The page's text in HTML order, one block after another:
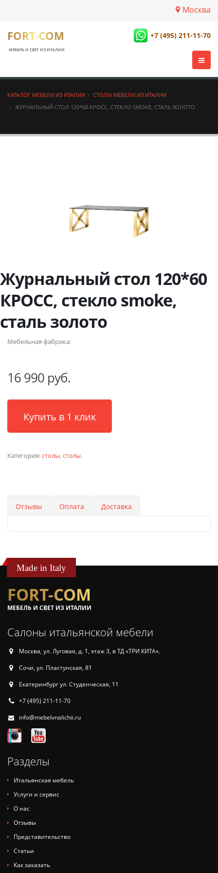
Москва
FORT-COM
МЕБЕЛЬ И СВЕТ ИЗ ИТАЛИИ
+7 (495) 211-11-70
КАТАЛОГ МЕБЕЛИ ИЗ ИТАЛИИ
СТОЛЫ МЕБЕЛИ ИЗ ИТАЛИИ
ЖУРНАЛЬНЫЙ СТОЛ 120*60 КРОСС, СТЕКЛО SMOKE, СТАЛЬ ЗОЛОТО
Журнальный стол 120*60
КРОСС, стекло smoke,
сталь золото
Мебельная фабрика:
16 990 руб.
Купить в 1 клик
Категория:столы,столы.
Отзывы Оплата Доставка
Made in Italy
FORT-COM
МЕБЕЛЬ И СВЕТ ИЗ ИТАЛИИ
Салоны итальянской мебели
Москва, ул. Луговая, д. 1, этаж 3, в ТД «ТРИ КИТА».
Сочи, ул. Пластунская, 81
Екатеринбург ул. Студенческая, 11
+7 (495) 211-11-70
info@mebelvnalichii.ru
Разделы
Итальянская мебель
Услуги и сервис
О нас
Отзывы
Представительство
Статьи
Как заказать